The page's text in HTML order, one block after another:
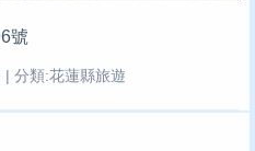
號
分類:花蓮縣旅遊